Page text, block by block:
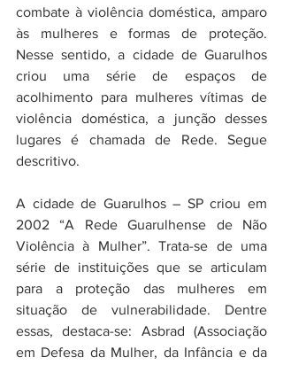
combate à violência doméstica, amparo
às mulheres e formas de proteção.
Nesse sentido, a cidade de Guarulhos
criou uma série de espaços de
acolhimento para mulheres vítimas de
violência doméstica, a junção desses
lugares é chamada de Rede. Segue
descritivo.
A cidade de Guarulhos – SP criou em
2002 “A Rede Guarulhense de Não
Violência à Mulher”. Trata-se de uma
série de instituições que se articulam
para a proteção das mulheres em
situação de vulnerabilidade. Dentre
essas, destaca-se: Asbrad (Associação
em Defesa da Mulher, da Infância e da